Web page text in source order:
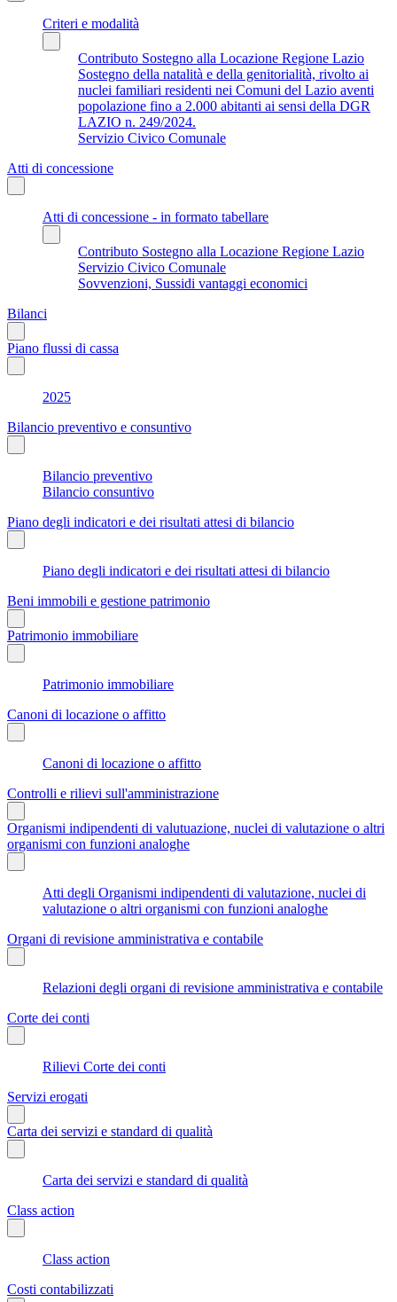
Criteri e modalità
Contributo Sostegno alla Locazione Regione Lazio
Sostegno della natalità e della genitorialità, rivolto ai
nuclei familiari residenti nei Comuni del Lazio aventi
popolazione fino a 2.000 abitanti ai sensi della DGR
LAZIO n. 249/2024.
Servizio Civico Comunale
Atti di concessione
Atti di concessione - in formato tabellare
Contributo Sostegno alla Locazione Regione Lazio
Servizio Civico Comunale
Sovvenzioni, Sussidi vantaggi economici
Bilanci
Piano flussi di cassa
2025
Bilancio preventivo e consuntivo
Bilancio preventivo
Bilancio consuntivo
Piano degli indicatori e dei risultati attesi di bilancio
Piano degli indicatori e dei risultati attesi di bilancio
Beni immobili e gestione patrimonio
Patrimonio immobiliare
Patrimonio immobiliare
Canoni di locazione o affitto
Canoni di locazione o affitto
Controlli e rilievi sull'amministrazione
Organismi indipendenti di valutuazione, nuclei di valutazione o altri
organismi con funzioni analoghe
Atti degli Organismi indipendenti di valutazione, nuclei di
valutazione o altri organismi con funzioni analoghe
Organi di revisione amministrativa e contabile
Relazioni degli organi di revisione amministrativa e contabile
Corte dei conti
Rilievi Corte dei conti
Servizi erogati
Carta dei servizi e standard di qualità
Carta dei servizi e standard di qualità
Class action
Class action
Costi contabilizzati